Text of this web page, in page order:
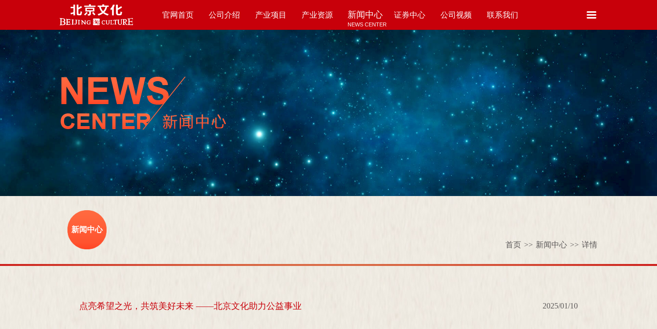
官网首页 公司介绍
ABOUT US
产业项目
PROJECTS
产业资源
RESOURCES
新闻中心
NEWS CENTER
证券中心
SECURITY
公司视频
VIDEO
联系我们
CONTACT US
新闻中心
首页 >> 新闻中心 >> 详情
点亮希望之光，共筑美好未来 ——北京文化助力公益事业 2025/01/10